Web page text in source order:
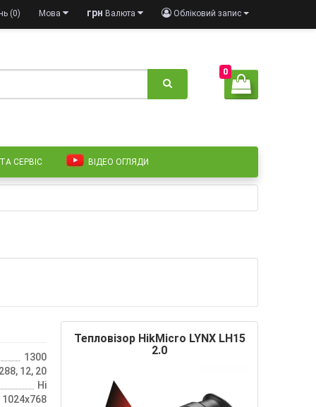
Обліковий запис
грн Валюта
Мова
(0)
0
СЕРВІС ВІДЕО ОГЛЯДИ
1300
12, 20
Ні
1024х768
Тепловізор HikMicro LYNX LH15
2.0